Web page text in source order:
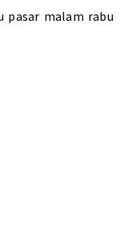
pasar malam rabu